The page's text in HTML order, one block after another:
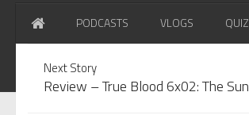
PODCASTS VLOGS QUIZ
WHAT'S NEW?
Next Story
Review – True Blood 6x02: The Sun